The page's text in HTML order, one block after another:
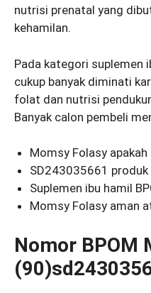
nutrisi prenatal yang
kehamilan.
Pada kategori suplemen
cukup banyak diminati
folat dan nutrisi
Banyak calon pembeli
Momsy Folasy apakah
SD243035661 produk
Suplemen ibu hamil
Momsy Folasy aman
Nomor BPOM